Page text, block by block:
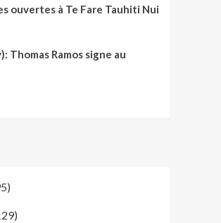
ouvertes à Te Fare Tauhiti Nui
Thomas Ramos signe au